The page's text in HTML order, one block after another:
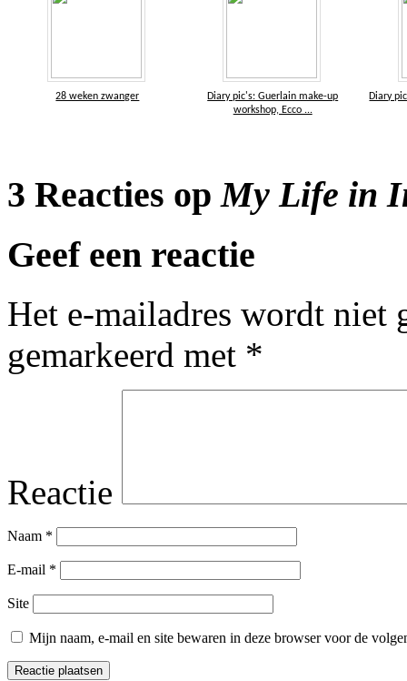
28 weken zwanger
Diary pic's: Guerlain make-up
workshop, Ecco ...
Diary
3 Reacties opMy Life in
Geef een reactie
Het e-mailadres wordt niet
gemarkeerd met *
Reactie
Naam *
E-mail *
Site
Mijn naam, e-mail en site bewaren in deze browser voor de